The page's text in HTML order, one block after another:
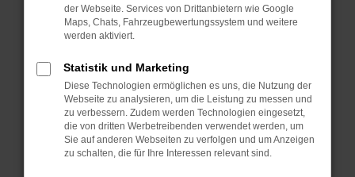
Das kann manchmal helfen, vorübergehende
Probleme zu beheben.
Betriebssystem auf dem neuesten Stand
sind.
Veraltete Software birgt nicht nur ein
Sicherheitsrisiko, sondern kann auch dazu
führen, dass bestimmte Funktionen nicht mehr
unterstützt werden.
der Webseite. Services von Drittanbietern wie Google
Maps, Chats, Fahrzeugbewertungssystem und weitere
werden aktiviert.
Statistik und Marketing
Diese Technologien ermöglichen es uns, die Nutzung der
Webseite zu analysieren, um die Leistung zu messen und
zu verbessern. Zudem werden Technologien eingesetzt,
die von dritten Werbetreibenden verwendet werden, um
Sie auf anderen Webseiten zu verfolgen und um Anzeigen
zu schalten, die für Ihre Interessen relevant sind.